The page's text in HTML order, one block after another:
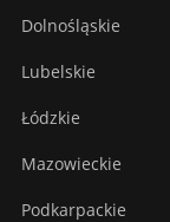
Dolnośląskie
Lubelskie
Łódzkie
Mazowieckie
Podkarpackie